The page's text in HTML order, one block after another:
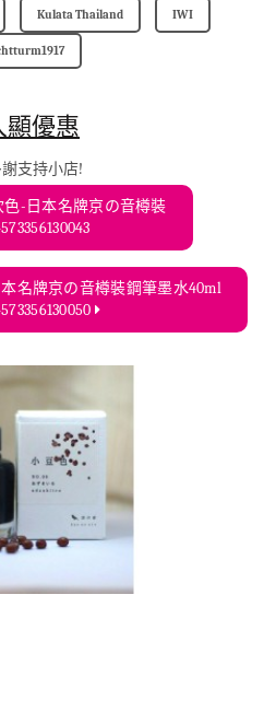
Kulata Thailand IWI
顯優惠
支持小店!
色-日本名牌京の音樽裝
本名牌京の音樽裝鋼筆墨水40ml